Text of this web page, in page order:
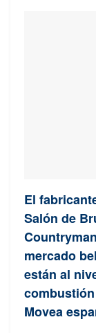
El
Salón de
mercado
están al
Movea